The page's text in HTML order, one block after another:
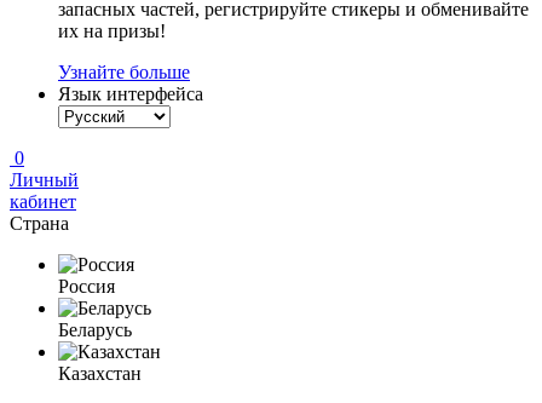
запасных частей, регистрируйте стикеры и обменивайте
их на призы!
Узнайте больше
Язык интерфейса
0
Личный
кабинет
Страна
Россия
Беларусь
Казахстан